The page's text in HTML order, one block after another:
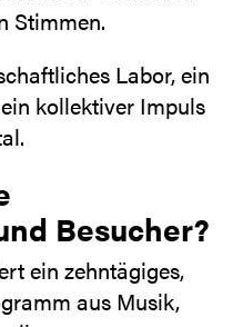
Stimmen.
Labor, ein
kollektiver Impuls
Besucher?
ein zehntägiges,
aus Musik,